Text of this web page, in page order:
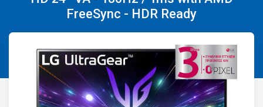
FreeSync - HDR Ready